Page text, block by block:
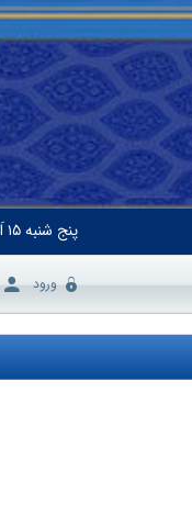
پنج شنبه۱۵ اَمرداد ۱۴۰۵
ورود